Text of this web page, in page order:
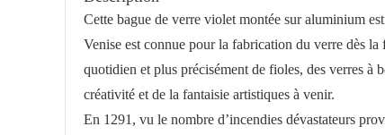
Cette bague de verre violet montée sur aluminium
Venise est connue pour la fabrication du verre dès
quotidien et plus précisément de fioles, des verres à
créativité et de la fantaisie artistiques à venir.
En 1291, vu le nombre d’incendies dévastateurs